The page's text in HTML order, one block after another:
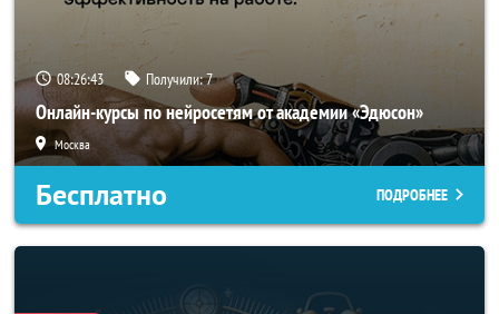
08:26:40 Получили:7
Онлайн-курсы по нейросетям от академии «Эдюсон»
Москва
Бесплатно ПОДРОБНЕЕ